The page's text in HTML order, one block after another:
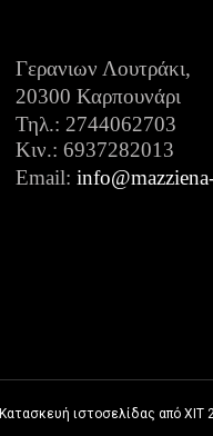
Γερανιων Λουτράκι,
20300 Καρπουνάρι
Τηλ.: 2744062703
Κιν.: 6937282013
Email:
Κατασκευή ιστοσελίδας από XIT